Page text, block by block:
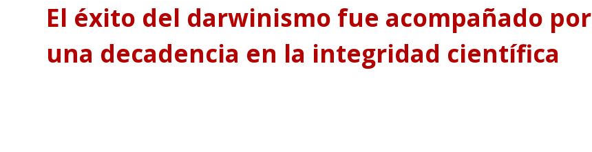
El éxito del darwinismo fue acompañado por
una decadencia en la integridad científica